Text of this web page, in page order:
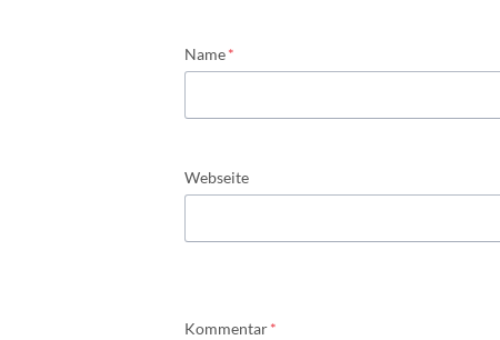
Pflichtfeld
Name*
Webseite
Pflichtfeld
Kommentar*